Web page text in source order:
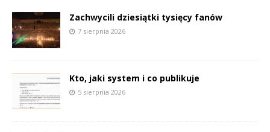
Zachwycili dziesiątki tysięcy fanów
7 sierpnia 2026
Kto, jaki system i co publikuje
5 sierpnia 2026